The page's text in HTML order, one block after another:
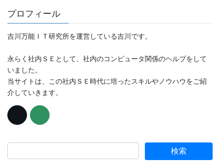
プロフィール
吉川万能ＩＴ研究所を運営している吉川です。
永らく社内ＳＥとして、社内のコンピュータ関係のヘルプをして
いました。
当サイトは、この社内ＳＥ時代に培ったスキルやノウハウをご紹
介していきます。